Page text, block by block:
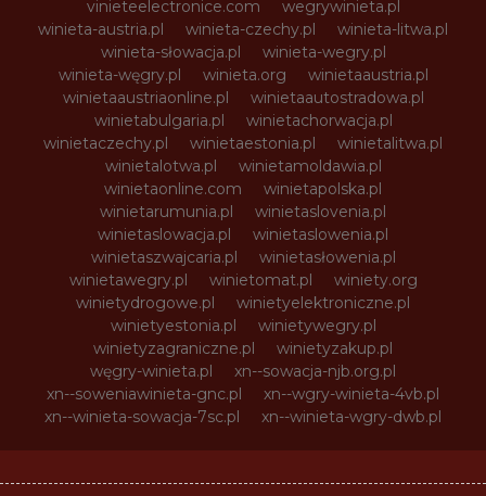
vinieteelectronice.com
wegrywinieta.pl
winieta-austria.pl
winieta-czechy.pl
winieta-litwa.pl
winieta-słowacja.pl
winieta-wegry.pl
winieta-węgry.pl
winieta.org
winietaaustria.pl
winietaaustriaonline.pl
winietaautostradowa.pl
winietabulgaria.pl
winietachorwacja.pl
winietaczechy.pl
winietaestonia.pl
winietalitwa.pl
winietalotwa.pl
winietamoldawia.pl
winietaonline.com
winietapolska.pl
winietarumunia.pl
winietaslovenia.pl
winietaslowacja.pl
winietaslowenia.pl
winietaszwajcaria.pl
winietasłowenia.pl
winietawegry.pl
winietomat.pl
winiety.org
winietydrogowe.pl
winietyelektroniczne.pl
winietyestonia.pl
winietywegry.pl
winietyzagraniczne.pl
winietyzakup.pl
węgry-winieta.pl
xn--sowacja-njb.org.pl
xn--soweniawinieta-gnc.pl
xn--wgry-winieta-4vb.pl
xn--winieta-sowacja-7sc.pl
xn--winieta-wgry-dwb.pl